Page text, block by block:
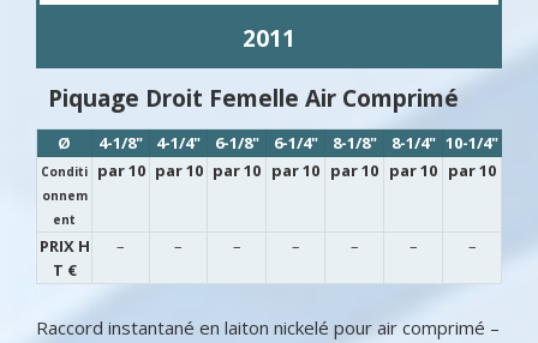
2011
Piquage Droit Femelle Air Comprimé
Ø 4-1/8" 4-1/4" 6-1/8" 6-1/4" 8-1/8" 8-1/4" 10-1/4"
Conditi
onnem
ent
par 10 par 10 par 10 par 10 par 10 par 10 par 10
PRIX H
T €
– – – – – – –
Raccord instantané en laiton nickelé pour air comprimé –